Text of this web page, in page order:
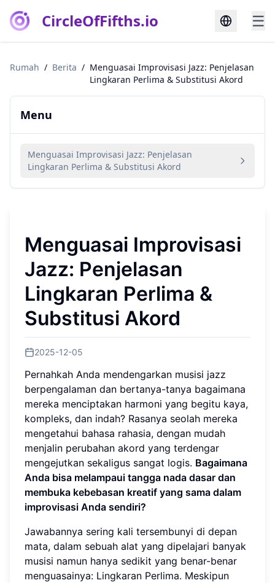
CircleOfFifths.io ☰
Rumah / Berita / Menguasai Improvisasi Jazz: Penjelasan
Lingkaran Perlima & Substitusi Akord
Menu
Menguasai Improvisasi Jazz: Penjelasan
Lingkaran Perlima & Substitusi Akord
Menguasai Improvisasi
Jazz: Penjelasan
Lingkaran Perlima &
Substitusi Akord
2025-12-05
Pernahkah Anda mendengarkan musisi jazz
berpengalaman dan bertanya-tanya bagaimana
mereka menciptakan harmoni yang begitu kaya,
kompleks, dan indah? Rasanya seolah mereka
mengetahui bahasa rahasia, dengan mudah
menjalin perubahan akord yang terdengar
mengejutkan sekaligus sangat logis. Bagaimana
Anda bisa melampaui tangga nada dasar dan
membuka kebebasan kreatif yang sama dalam
improvisasi Anda sendiri?
Jawabannya sering kali tersembunyi di depan
mata, dalam sebuah alat yang dipelajari banyak
musisi namun hanya sedikit yang benar-benar
menguasainya: Lingkaran Perlima. Meskipun